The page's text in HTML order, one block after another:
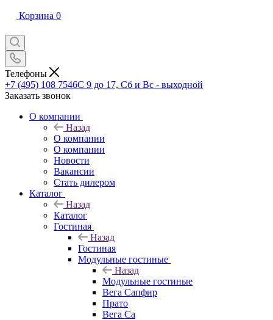
Корзина 0
Телефоны
+7 (495) 108 7546С 9 до 17, Сб и Вс - выходной
Заказать звонок
О компании
Назад
О компании
О компании
Новости
Вакансии
Стать дилером
Каталог
Назад
Каталог
Гостиная
Назад
Гостиная
Модульные гостиные
Назад
Модульные гостиные
Вега Сапфир
Прато
Вега Са